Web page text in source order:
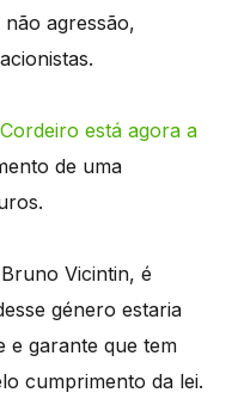
agressão,
está agora a
de uma
Vicintin, é
género estaria
e garante que tem
cumprimento da lei.